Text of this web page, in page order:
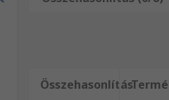
arra, hogy a műszaki
oldalainkat, az RS
műszaki hátterét, illetve
termékekig,
online adatbázisunkból.
Összehasonlítás